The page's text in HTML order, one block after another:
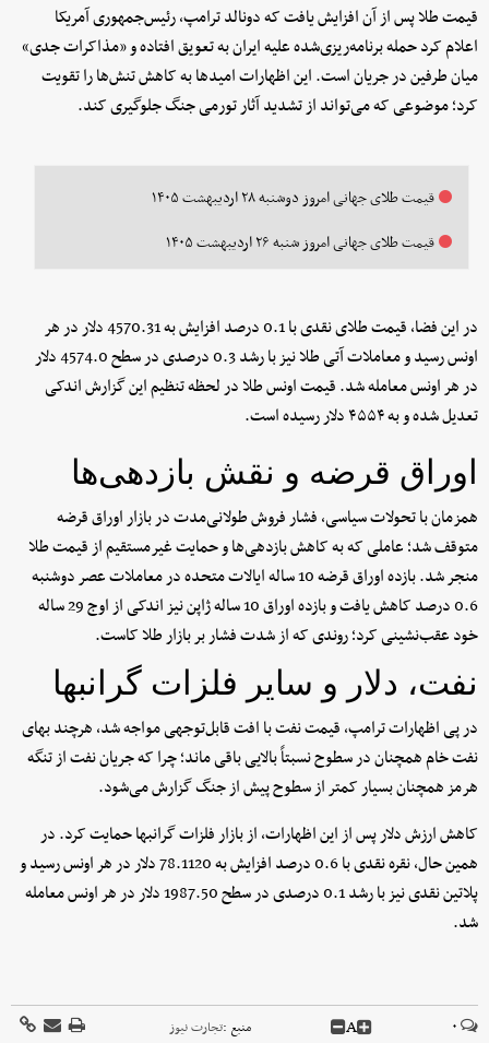
قیمت طلا پس از آن افزایش یافت که دونالد ترامپ، رئیس‌جمهوری آمریکا
اعلام کرد حمله برنامه‌ریزی‌شده علیه ایران به تعویق افتاده و «مذاکرات جدی»
میان طرفین در جریان است. این اظهارات امیدها به کاهش تنش‌ها را تقویت
کرد؛ موضوعی که می‌تواند از تشدید آثار تورمی جنگ جلوگیری کند.
قیمت طلای جهانی امروز دوشنبه ۲۸ اردیبهشت ۱۴۰۵
قیمت طلای جهانی امروز شنبه ۲۶ اردیبهشت ۱۴۰۵
در این فضا، قیمت طلای نقدی با 0.1 درصد افزایش به 4570.31 دلار در هر
اونس رسید و معاملات آتی طلا نیز با رشد 0.3 درصدی در سطح 4574.0 دلار
در هر اونس معامله شد. قیمت اونس طلا در لحظه تنظیم این گزارش اندکی
تعدیل شده و به ۴۵۵۴ دلار رسیده است.
اوراق قرضه و نقش بازدهی‌ها
همزمان با تحولات سیاسی، فشار فروش طولانی‌مدت در بازار اوراق قرضه
متوقف شد؛ عاملی که به کاهش بازدهی‌ها و حمایت غیرمستقیم از قیمت طلا
منجر شد. بازده اوراق قرضه 10 ساله ایالات متحده در معاملات عصر دوشنبه
0.6 درصد کاهش یافت و بازده اوراق 10 ساله ژاپن نیز اندکی از اوج 29 ساله
خود عقب‌نشینی کرد؛ روندی که از شدت فشار بر بازار طلا کاست.
نفت، دلار و سایر فلزات گرانبها
در پی اظهارات ترامپ، قیمت نفت با افت قابل‌توجهی مواجه شد، هرچند بهای
نفت خام همچنان در سطوح نسبتاً بالایی باقی ماند؛ چرا که جریان نفت از تنگه
هرمز همچنان بسیار کمتر از سطوح پیش از جنگ گزارش می‌شود.
کاهش ارزش دلار پس از این اظهارات، از بازار فلزات گرانبها حمایت کرد. در
همین حال، نقره نقدی با 0.6 درصد افزایش به 78.1120 دلار در هر اونس رسید و
پلاتین نقدی نیز با رشد 0.1 درصدی در سطح 1987.50 دلار در هر اونس معامله
شد.
۰ A منبع :تجارت نیوز